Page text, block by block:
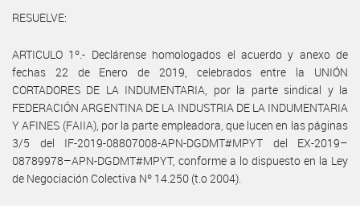
RESUELVE:
ARTICULO 1º.- Declárense homologados el acuerdo y anexo de
fechas 22 de Enero de 2019, celebrados entre la UNIÓN
CORTADORES DE LA INDUMENTARIA, por la parte sindical y la
FEDERACIÓN ARGENTINA DE LA INDUSTRIA DE LA INDUMENTARIA
Y AFINES (FAIIA), por la parte empleadora, que lucen en las páginas
3/5 del IF-2019-08807008-APN-DGDMT#MPYT del EX-2019–
08789978–APN-DGDMT#MPYT, conforme a lo dispuesto en la Ley
de Negociación Colectiva Nº 14.250 (t.o 2004).